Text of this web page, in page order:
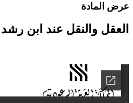
المادة
والنقل عند ابن رشد